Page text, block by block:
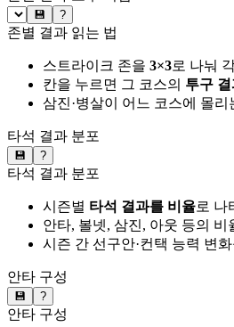
💾 ?
존별 결과 읽는 법
스트라이크 존을 3×3로 나눠
칸을 누르면 그 코스의 투구
삼진·병살이 어느 코스에 몰
타석 결과 분포
💾 ?
타석 결과 분포
시즌별 타석 결과를 비율로 나
안타, 볼넷, 삼진, 아웃 등의 비
시즌 간 선구안·컨택 능력 변
안타 구성
💾 ?
안타 구성